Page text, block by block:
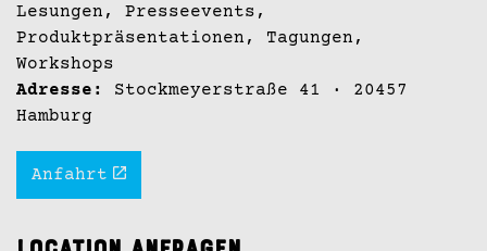
Lesungen, Presseevents,
Produktpräsentationen, Tagungen,
Workshops
Adresse:
Stockmeyerstraße 41 · 20457
Hamburg
Anfahrt